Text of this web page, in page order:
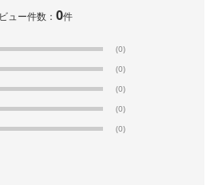
ュー件数：0件
(0)
(0)
(0)
(0)
(0)